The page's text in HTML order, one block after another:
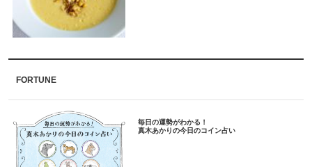
FORTUNE
毎日の運勢がわかる！